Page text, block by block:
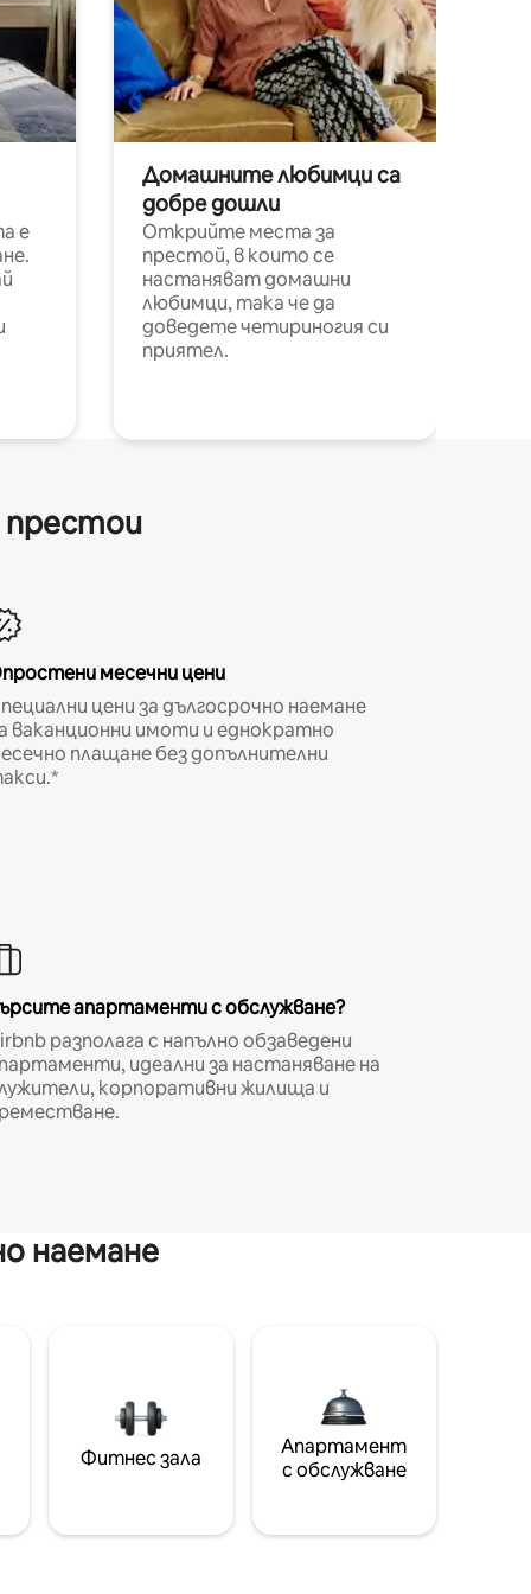
е
Домашните любимци са
добре дошли
Открийте места за
престой, в които се
настаняват домашни
любимци, така че да
доведете четириногия си
приятел.
престои
месечни цени
цени за дългосрочно наемане
ваканционни имоти и еднократно
плащане без допълнителни
апартаменти с обслужване?
разполага с напълно обзаведени
идеални за настаняване на
корпоративни жилища и
наемане
Фитнес зала
Апартамент
с обслужване